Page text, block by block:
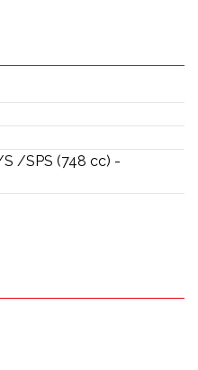
/SPS (748 cc) -